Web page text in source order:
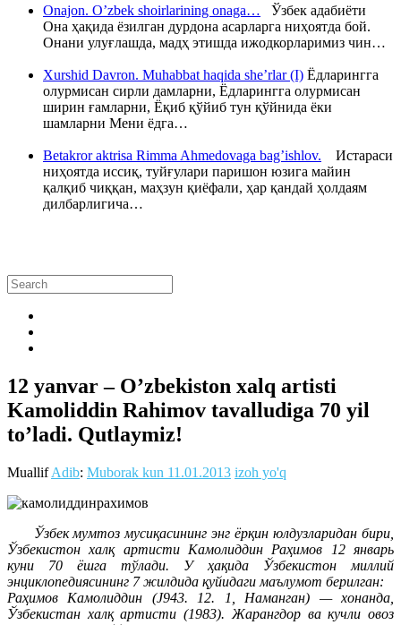
Onajon. O’zbek shoirlarining onaga… Ўзбек адабиёти
Она ҳақида ёзилган дурдона асарларга ниҳоятда бой.
Онани улуғлашда, мадҳ этишда ижодкорларимиз чин…
Xurshid Davron. Muhabbat haqida she’rlar (I) Ёдларингга
олурмисан сирли дамларни, Ёдларингга олурмисан
ширин ғамларни, Ёқиб қўйиб тун қўйнида ёки
шамларни Мени ёдга…
Betakror aktrisa Rimma Ahmedovaga bag’ishlov. Истараси
ниҳоятда иссиқ, туйғулари паришон юзига майин
қалқиб чиққан, маҳзун қиёфали, ҳар қандай ҳолдаям
дилбарлигича…
12 yanvar – O’zbekiston xalq artisti
Kamoliddin Rahimov tavalludiga 70 yil
to’ladi. Qutlaymiz!
MuallifAdib: Muborak kun 11.01.2013 izoh yo'q
Ўзбек мумтоз мусиқасининг энг ёрқин юлдузларидан бири,
Ўзбекистон xалқ aртисти Камолиддин Раҳимов 12 январь
куни 70 ёшга тўлади. У ҳақида Ўзбекистон миллий
энциклопедиясининг 7 жилдида қуйидаги маълумот берилган:
Раҳимов Камолиддин (J943. 12. 1, Наманган) — хонанда,
Ўзбекистан халқ артисти (1983). Жарангдор ва кучли овоз